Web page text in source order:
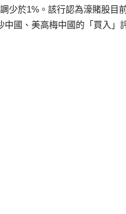
少於1%。該行認為濠賭股目
國、美高梅中國的「買入」